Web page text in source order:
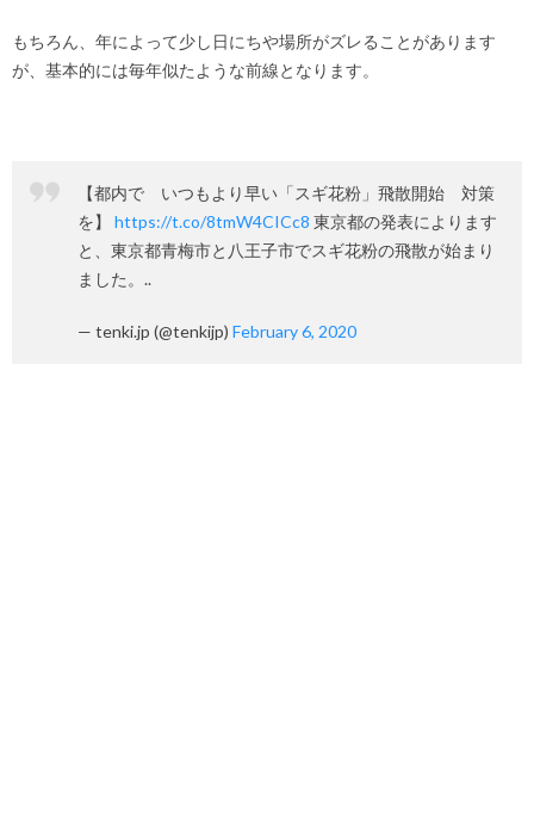
もちろん、年によって少し日にちや場所がズレることがあります
が、基本的には毎年似たような前線となります。
【都内で いつもより早い「スギ花粉」飛散開始 対策
を】 https://t.co/8tmW4CICc8 東京都の発表によります
と、東京都青梅市と八王子市でスギ花粉の飛散が始まり
ました。..
— tenki.jp (@tenkijp) February 6, 2020